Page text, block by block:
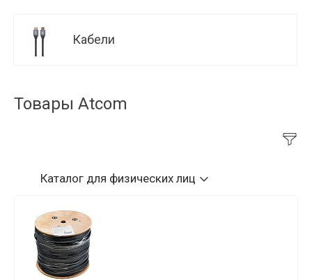
Кабели
Товары Atcom
Каталог для физических лиц